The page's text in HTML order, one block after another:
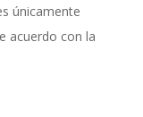
únicamente
acuerdo con la